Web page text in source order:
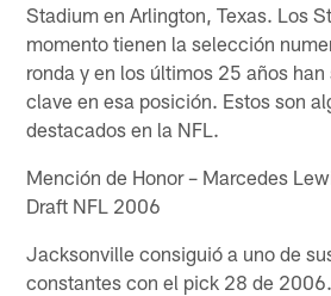
Stadium en Arlington, Texas. Los
momento tienen la selección
ronda y en los últimos 25 años
clave en esa posición. Estos son
destacados en la NFL.
Mención de Honor – Marcedes
Draft NFL 2006
Jacksonville consiguió a uno de
constantes con el pick 28 de